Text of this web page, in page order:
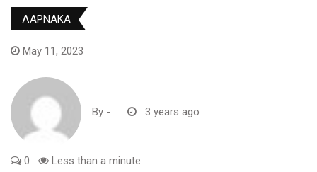
ΛΑΡΝΑΚΑ
May 11, 2023
By - 3 years ago
0 Less than a minute